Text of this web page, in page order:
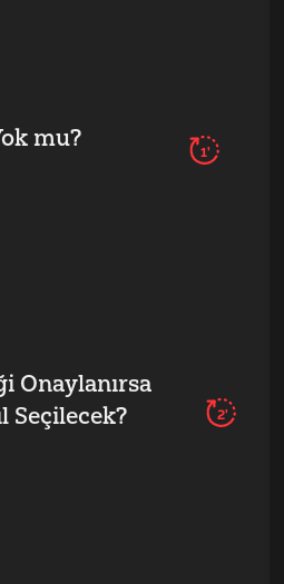
mu? 1'
Onaylanırsa
Seçilecek?
2'